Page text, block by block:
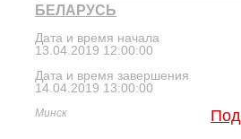
БЕЛАРУСЬ
Дата и время начала
13.04.2019 12:00:00
Дата и время завершения
14.04.2019 13:00:00
Минск